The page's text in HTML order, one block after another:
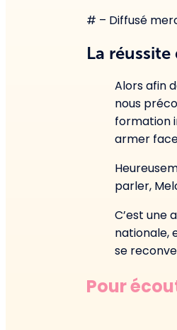
# – Diffusé
La réussite
Alors afin
nous
formation
armer
parler,
C’est une
nationale,
se
Pour